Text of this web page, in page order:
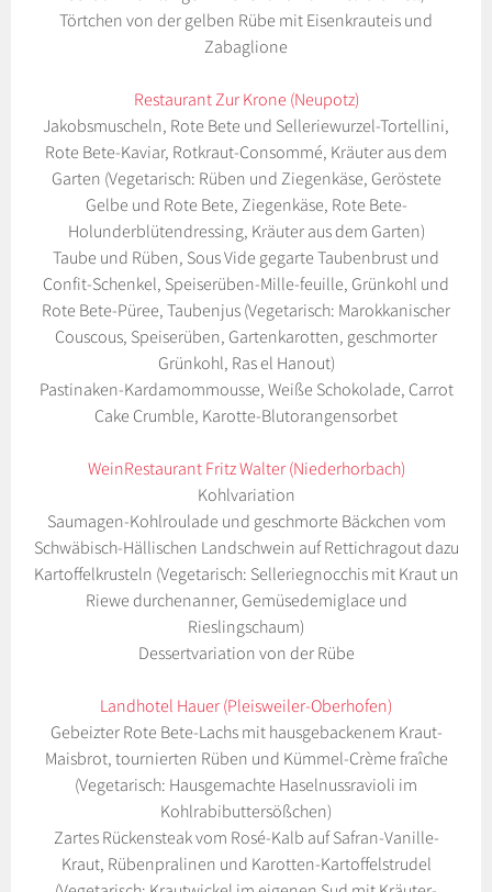
Törtchen von der gelben Rübe mit Eisenkrauteis und
Zabaglione
Restaurant Zur Krone (Neupotz)
Jakobsmuscheln, Rote Bete und Selleriewurzel-Tortellini,
Rote Bete-Kaviar, Rotkraut-Consommé, Kräuter aus dem
Garten (Vegetarisch: Rüben und Ziegenkäse, Geröstete
Gelbe und Rote Bete, Ziegenkäse, Rote Bete-
Holunderblütendressing, Kräuter aus dem Garten)
Taube und Rüben, Sous Vide gegarte Taubenbrust und
Confit-Schenkel, Speiserüben-Mille-feuille, Grünkohl und
Rote Bete-Püree, Taubenjus (Vegetarisch: Marokkanischer
Couscous, Speiserüben, Gartenkarotten, geschmorter
Grünkohl, Ras el Hanout)
Pastinaken-Kardamommousse, Weiße Schokolade, Carrot
Cake Crumble, Karotte-Blutorangensorbet
WeinRestaurant Fritz Walter (Niederhorbach)
Kohlvariation
Saumagen-Kohlroulade und geschmorte Bäckchen vom
Schwäbisch-Hällischen Landschwein auf Rettichragout dazu
Kartoffelkrusteln (Vegetarisch: Selleriegnocchis mit Kraut un
Riewe durchenanner, Gemüsedemiglace und
Rieslingschaum)
Dessertvariation von der Rübe
Landhotel Hauer (Pleisweiler-Oberhofen)
Gebeizter Rote Bete-Lachs mit hausgebackenem Kraut-
Maisbrot, tournierten Rüben und Kümmel-Crème fraîche
(Vegetarisch: Hausgemachte Haselnussravioli im
Kohlrabibuttersößchen)
Zartes Rückensteak vom Rosé-Kalb auf Safran-Vanille-
Kraut, Rübenpralinen und Karotten-Kartoffelstrudel